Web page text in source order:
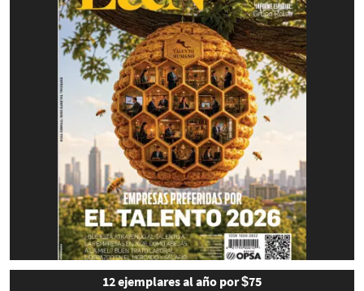
12 ejemplares al año por $75